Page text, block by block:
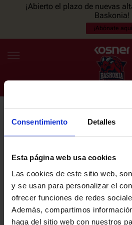
Consentimiento Detalles
Esta página web usa cookies
Las cookies de este sitio web,
y se usan para personalizar el
ofrecer funciones de redes
Además, compartimos
haga del sitio web con nuestros
¡Abierto el plazo de nuevas
Baskonia!
¡Abónate
ES EU
NOTICIAS
NEWSLETTER
últimas noticias y promociones del club.
Email
He leído y acepto laPolítica de